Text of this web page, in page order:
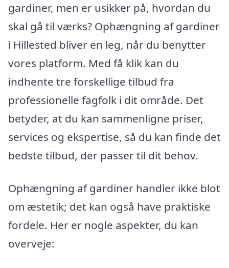
gardiner, men er usikker på, hvordan du
skal gå til værks? Ophængning af gardiner
i Hillested bliver en leg, når du benytter
vores platform. Med få klik kan du
indhente tre forskellige tilbud fra
professionelle fagfolk i dit område. Det
betyder, at du kan sammenligne priser,
services og ekspertise, så du kan finde det
bedste tilbud, der passer til dit behov.
Ophængning af gardiner handler ikke blot
om æstetik; det kan også have praktiske
fordele. Her er nogle aspekter, du kan
overveje: